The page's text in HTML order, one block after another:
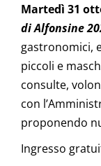
Martedì 31
di Alfonsine
gastronomici,
piccoli e
consulte,
con
proponendo
Ingresso